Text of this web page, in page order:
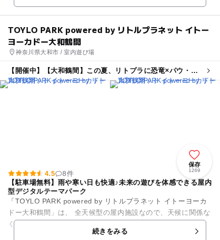
TOYLO PARK powered by リトルプラネット イトー
ヨーカドー大和鶴間
神奈川県大和市 / 室内遊び場
【開催中】【大和鶴間】この夏、リトプラに恐竜×パウ・パ
トロールがやってくる!
保存
1269
4.5
8件
【駐車場無料】雨や寒い日も快適♪未来の遊びを体感できる屋内
型デジタルテーマパーク
「TOYLO PARK powered by リトルプラネット イトーヨーカ
ドー大和鶴間」は、 全天候型の屋内施設なので、天候に関係な
続きをみる